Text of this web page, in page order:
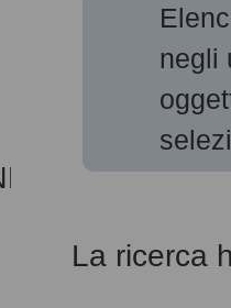
negli
La ricerca